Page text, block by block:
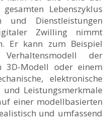
Lebenszyklus
und Dienstleistungen
Zwilling nimmt
Er kann zum Beispiel
der
3D-Modell oder einem
elektronische
Leistungsmerkmale
einer modellbasierten
und umfassend